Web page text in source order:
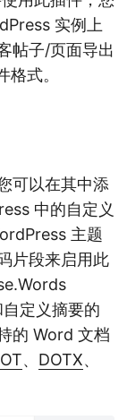
实例上
帖子/页面导出
式。
可以在其中添
中的自定义
主题
片段来启用此
定义摘要的
的 Word 文档
、 DOTX、